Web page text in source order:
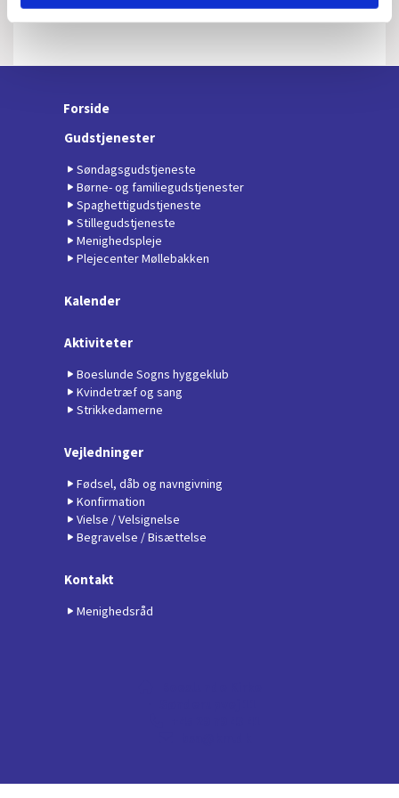
Forside
Gudstjenester
Søndagsgudstjeneste
Børne- og familiegudstjenester
Spaghettigudstjeneste
Stillegudstjeneste
Menighedspleje
Plejecenter Møllebakken
Kalender
Aktiviteter
Boeslunde Sogns hyggeklub
Kvindetræf og sang
Strikkedamerne
Vejledninger
Fødsel, dåb og navngivning
Konfirmation
Vielse / Velsignelse
Begravelse / Bisættelse
Kontakt
Menighedsråd